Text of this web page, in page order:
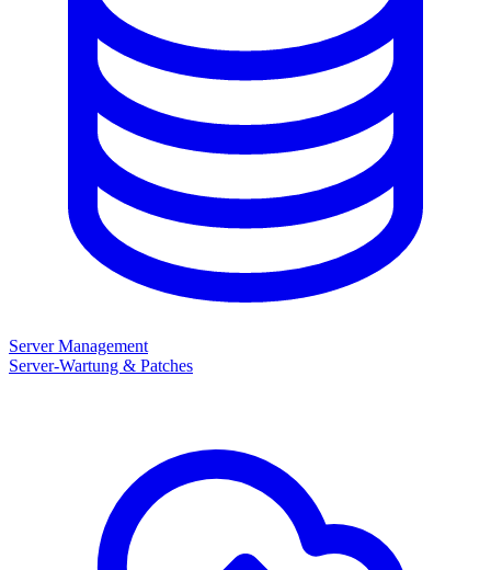
Server Management
Server-Wartung & Patches